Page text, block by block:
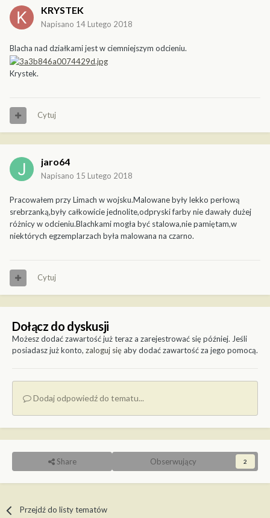
KRYSTEK
Napisano 14 Lutego 2018
Blacha nad działkami jest w ciemniejszym odcieniu.
Krystek.
Cytuj
jaro64
Napisano 15 Lutego 2018
Pracowałem przy Limach w wojsku.Malowane były lekko perłową
srebrzanką,były całkowicie jednolite,odpryski farby nie dawały dużej
różnicy w odcieniu.Blachkami mogła być stalowa,nie pamiętam,w
niektórych egzemplarzach była malowana na czarno.
Cytuj
Dołącz do dyskusji
Możesz dodać zawartość już teraz a zarejestrować się później. Jeśli
posiadasz już konto, zaloguj sięaby dodać zawartość za jego pomocą.
Dodaj odpowiedź do tematu...
Share Obserwujący 2
Przejdź do listy tematów